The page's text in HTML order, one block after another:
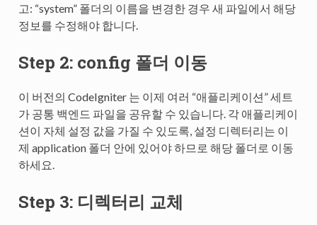
고: “system” 폴더의 이름을 변경한 경우 새 파일에서 해당
정보를 수정해야 합니다.
Step 2: config 폴더 이동
이 버전의 CodeIgniter 는 이제 여러 “애플리케이션” 세트
가 공통 백엔드 파일을 공유할 수 있습니다. 각 애플리케이
션이 자체 설정 값을 가질 수 있도록, 설정 디렉터리는 이
제 application 폴더 안에 있어야 하므로 해당 폴더로 이동
하세요.
Step 3: 디렉터리 교체